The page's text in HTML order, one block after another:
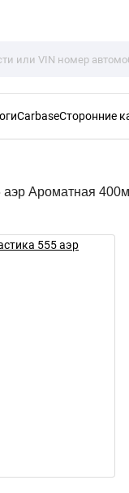
CarbaseСторонние
аэр Ароматная